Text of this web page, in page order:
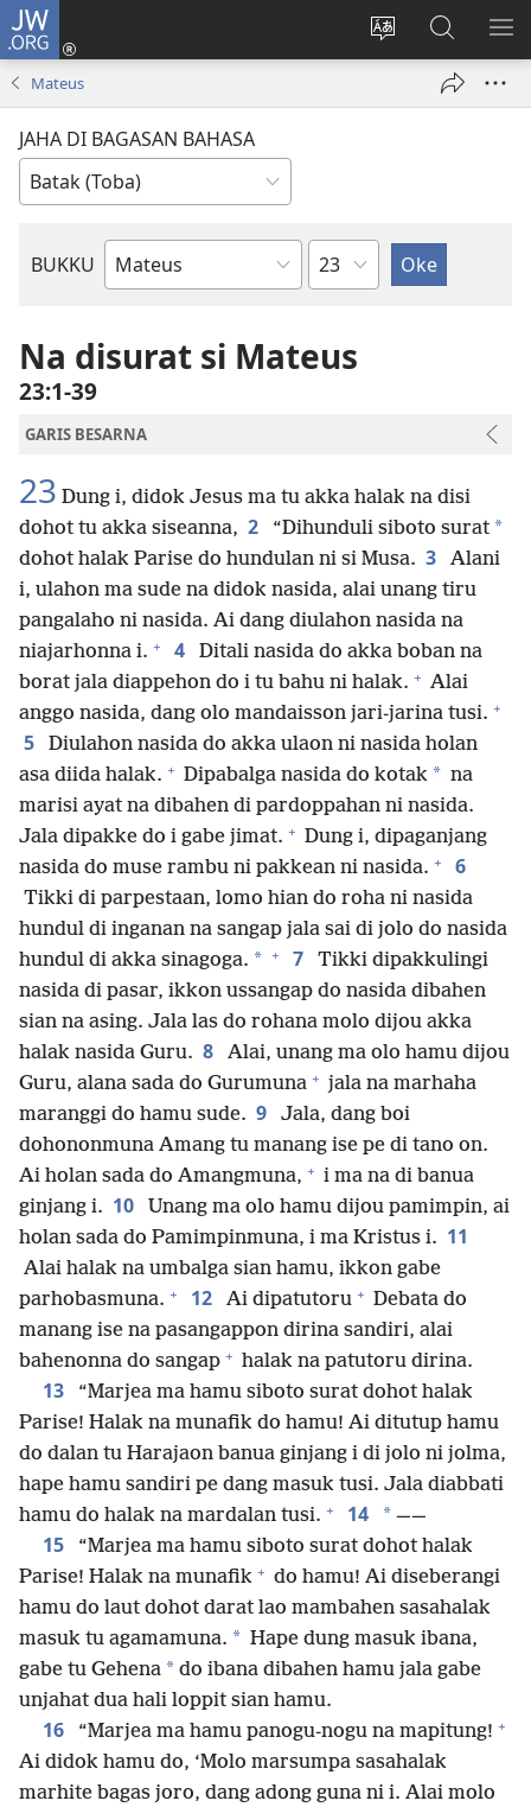
JW.ORG
Ganti
Log
Lului
di
JW.ORG
Mateus
JAHA DI BAGASAN BAHASA
BUKKU
Bukku
Bindu
Na disurat si Mateus
23:1-39
GARIS BESARNA
23 Dung i, didok Jesus ma tu akka halak na disi
dohot tu akka siseanna, 2 “Dihunduli siboto surat *
dohot halak Parise do hundulan ni si Musa. 3
Alani
i, ulahon ma sude na didok nasida, alai unang tiru
pangalaho ni nasida. Ai dang diulahon nasida na
niajarhonna i. + 4
Ditali nasida do akka boban na
borat jala diappehon do i tu bahu ni halak. + Alai
anggo nasida, dang olo mandaisson jari-jarina tusi. +
5
Diulahon nasida do akka ulaon ni nasida holan
asa diida halak. + Dipabalga nasida do kotak * na
marisi ayat na dibahen di pardoppahan ni nasida.
Jala dipakke do i gabe jimat. + Dung i, dipaganjang
nasida do muse rambu ni pakkean ni nasida. + 6
Tikki di parpestaan, lomo hian do roha ni nasida
hundul di inganan na sangap jala sai di jolo do nasida
hundul di akka sinagoga. * + 7
Tikki dipakkulingi
nasida di pasar, ikkon ussangap do nasida dibahen
sian na asing. Jala las do rohana molo dijou akka
halak nasida Guru. 8
Alai, unang ma olo hamu dijou
Guru, alana sada do Gurumuna + jala na marhaha
maranggi do hamu sude. 9
Jala, dang boi
dohononmuna Amang tu manang ise pe di tano on.
Ai holan sada do Amangmuna, + i ma na di banua
ginjang i. 10
Unang ma olo hamu dijou pamimpin, ai
holan sada do Pamimpinmuna, i ma Kristus i. 11
Alai halak na umbalga sian hamu, ikkon gabe
parhobasmuna. + 12 Ai dipatutoru + Debata do
manang ise na pasangappon dirina sandiri, alai
bahenonna do sangap + halak na patutoru dirina.
13
“Marjea ma hamu siboto surat dohot halak
Parise! Halak na munafik do hamu! Ai ditutup hamu
do dalan tu Harajaon banua ginjang i di jolo ni jolma,
hape hamu sandiri pe dang masuk tusi. Jala diabbati
hamu do halak na mardalan tusi. + 14 * ——
15
“Marjea ma hamu siboto surat dohot halak
Parise! Halak na munafik + do hamu! Ai diseberangi
hamu do laut dohot darat lao mambahen sasahalak
masuk tu agamamuna. * Hape dung masuk ibana,
gabe tu Gehena * do ibana dibahen hamu jala gabe
unjahat dua hali loppit sian hamu.
16 “Marjea ma hamu panogu-nogu na mapitung! +
Ai didok hamu do, ‘Molo marsumpa sasahalak
marhite bagas joro, dang adong guna ni i. Alai molo